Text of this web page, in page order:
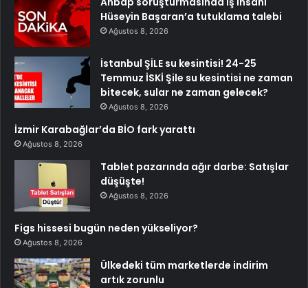
Hüseyin Başaran’a tutuklama talebi
Ağustos 8, 2026
İstanbul ŞİLE su kesintisi! 24-25
Temmuz İSKİ Şile su kesintisi ne zaman
bitecek, sular ne zaman gelecek?
Ağustos 8, 2026
İzmir Karabağlar’da BİO fark yarattı
Ağustos 8, 2026
Tablet pazarında ağır darbe: Satışlar
düşüşte!
Ağustos 8, 2026
Figs hissesi bugün neden yükseliyor?
Ağustos 8, 2026
Ülkedeki tüm marketlerde indirim
artık zorunlu